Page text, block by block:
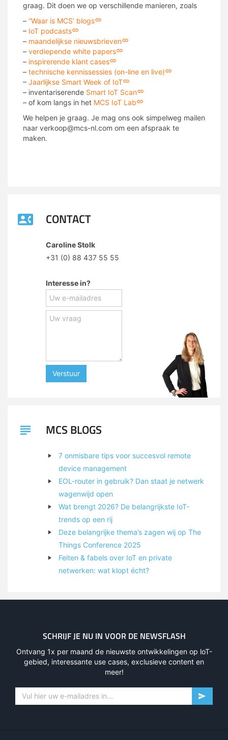
graag. Dit doen we op verschillende manieren, zoals
– “Waar is MCS’ blogs
– IoT podcasts
– maandelijkse nieuwsbrieven
– verdiepende white papers
– inspirerende klant cases
– technische kennissessies (on-line en live)
– Jaarlijkse Smart Week of IoT
– inventariserende Smart IoT Scan
– of kom langs in het MCS IoT Lab
We helpen je graag. Je mag ons ook simpelweg mailen
naar verkoop@mcs-nl.com om een afspraak te
maken.
CONTACT
Caroline Stolk
+31 (0) 88 437 55 55
Interesse in?
Verstuur
MCS BLOGS
7 onmisbare tips voor succesvol remote
device management
EOL-router in gebruik? Dan staat je netwerk
wagenwijd open
Wat brengt 2026? De belangrijkste IoT-
trends op een rij
Deze belangrijke thema’s zagen wij op The
Things Conference 2025
Feiten & fabels over IoT en private
netwerken: wat klopt écht?
SCHRIJF JE NU IN VOOR DE NEWSFLASH
Ontvang 1x per maand de nieuwste ontwikkelingen op loT-
gebied, interessante use cases, exclusieve content en
meer!